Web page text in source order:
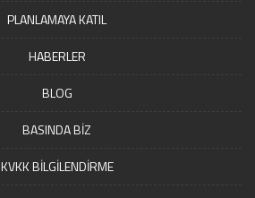
PLANLAMAYA KATIL
HABERLER
BLOG
BASINDA BİZ
KVKK BİLGİLENDİRME